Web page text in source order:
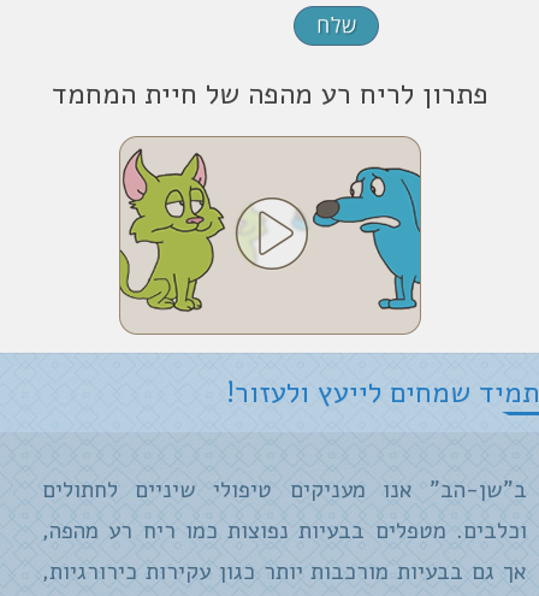
פתרון לריח רע מהפה של חיית המחמד
תמיד שמחים לייעץ ולעזור!
ב"שן-הב" אנו מעניקים טיפולי שיניים לחתולים
וכלבים. מטפלים בבעיות נפוצות כמו ריח רע מהפה,
אך גם בבעיות מורכבות יותר כגון עקירות כירורגיות,